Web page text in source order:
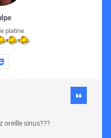
platine
oreille sinus???